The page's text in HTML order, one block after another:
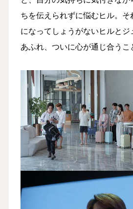
ちを伝えられずに悩むヒル。
になってしょうがないヒルと
あふれ、ついに心が通じ合うこ